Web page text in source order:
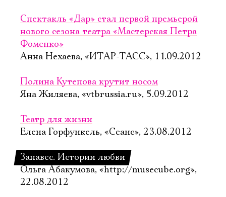
Спектакль «Дар» стал первой премьерой
нового сезона театра «Мастерская Петра
Фоменко»
Анна Нехаева, «ИТАР-ТАСС», 11.09.2012
Полина Кутепова крутит носом
Яна Жиляева, «vtbrussia.ru», 5.09.2012
Театр для жизни
Елена Горфункель, «Сеанс», 23.08.2012
Занавес. Истории любви
Ольга Абакумова, «http://musecube.org»,
22.08.2012